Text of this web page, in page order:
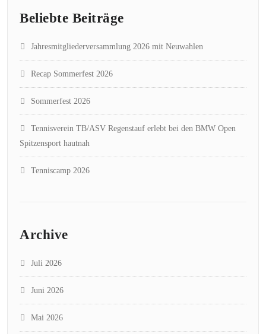
Beliebte Beiträge
Jahresmitgliederversammlung 2026 mit Neuwahlen
Recap Sommerfest 2026
Sommerfest 2026
Tennisverein TB/ASV Regenstauf erlebt bei den BMW Open
Spitzensport hautnah
Tenniscamp 2026
Archive
Juli 2026
Juni 2026
Mai 2026